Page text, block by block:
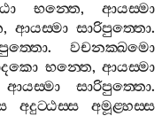
භන‍්තෙ, ආයස‍්මා
, ආයස‍්මා සාරිපුත‍්තො.
. වචනක‍්ඛමො
භන‍්තෙ,ආයස‍්මා
ආයස‍්මා සාරිපුත‍්තො.
අදුට‍්ඨස‍්ස
අමූළ‍්හස‍්ස